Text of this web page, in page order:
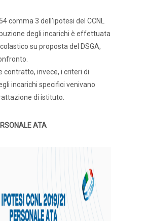
comma 3 dell’ipotesi del CCNL
degli incarichi è effettuata
su proposta del DSGA,
contratto, invece, i criteri di
incarichi specifici venivano
di istituto.
ATA